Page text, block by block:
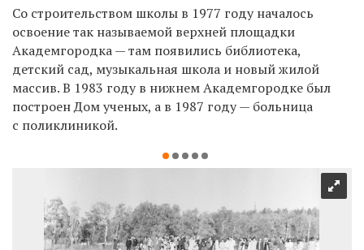
Со строительством школы в 1977 году началось
освоение так называемой верхней площадки
Академгородка — там появились библиотека,
детский сад, музыкальная школа и новый жилой
массив. В 1983 году в нижнем Академгородке был
построен Дом ученых, а в 1987 году — больница
с поликлиникой.